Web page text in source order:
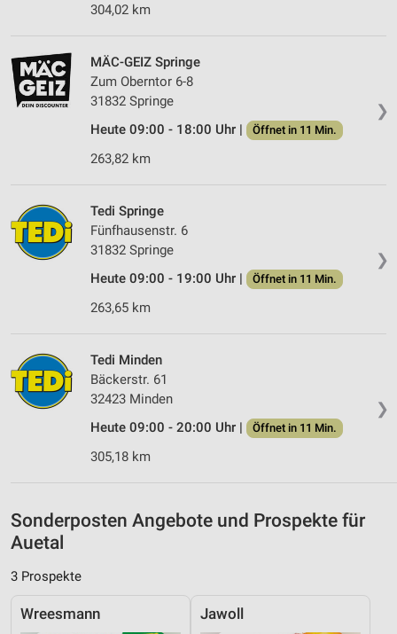
304,02 km
❯
MÄC-GEIZ Springe
Zum Oberntor 6-8
31832 Springe
Heute 09:00 - 18:00 Uhr |
Öffnet in 11 Min.
263,82 km
❯
Tedi Springe
Fünfhausenstr. 6
31832 Springe
Heute 09:00 - 19:00 Uhr |
Öffnet in 11 Min.
263,65 km
❯
Tedi Minden
Bäckerstr. 61
32423 Minden
Heute 09:00 - 20:00 Uhr |
Öffnet in 11 Min.
305,18 km
Sonderposten Angebote und Prospekte für
Auetal
3 Prospekte
Wreesmann Jawoll
Verwendung von Profilen zur Auswahl
personalisierter Werbung
Erstellung von Profilen zur Personalisierung
Messung der Werbeleistung
Messung der Performance von Inhalten
Analyse von Zielgruppen durch Statistiken oder
Entwicklung und Verbesserung der Angebote
Verwendung reduzierter Daten zur Auswahl von
IAB-Besonderheiten:
Geräte anhand von aktiv angeforderten
Informationen identifizieren